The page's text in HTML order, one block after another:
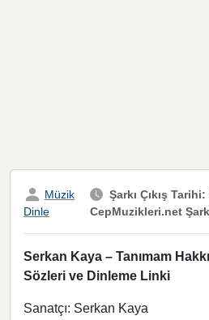
Müzik
Dinle
Şarkı Çıkış Tarihi:
CepMuzikleri.net
Serkan Kaya – Tanımam
Sözleri ve Dinleme Linki
Sanatçı: Serkan Kaya